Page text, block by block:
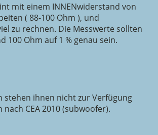
mit einem INNENwiderstand von
( 88-100 Ohm ), und
zu rechnen. Die Messwerte sollten
100 Ohm auf 1 % genau sein.
stehen ihnen nicht zur Verfügung
CEA 2010 (subwoofer).